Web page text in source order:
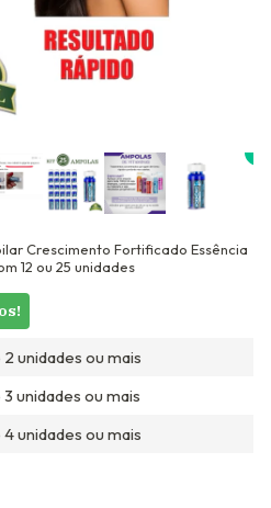
Crescimento Fortificado Essência
12 ou 25 unidades
unidades ou mais
unidades ou mais
unidades ou mais